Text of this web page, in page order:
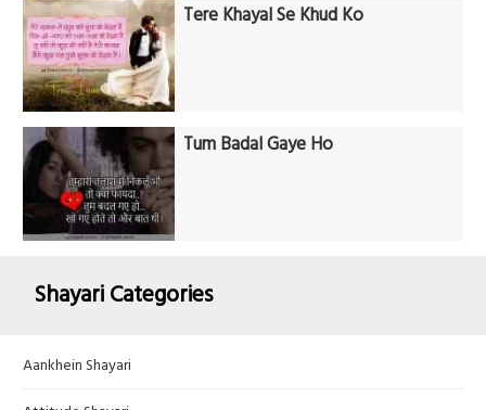
Tere Khayal Se Khud Ko
Tum Badal Gaye Ho
Shayari Categories
Aankhein Shayari